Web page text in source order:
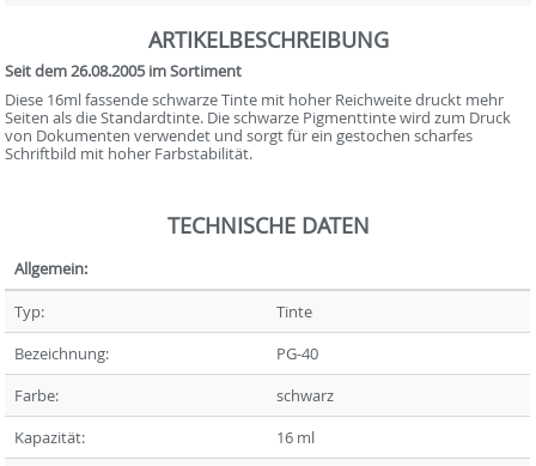
ARTIKELBESCHREIBUNG
Seit dem 26.08.2005 im Sortiment
Diese 16ml fassende schwarze Tinte mit hoher Reichweite druckt mehr
Seiten als die Standardtinte. Die schwarze Pigmenttinte wird zum Druck
von Dokumenten verwendet und sorgt für ein gestochen scharfes
Schriftbild mit hoher Farbstabilität.
TECHNISCHE DATEN
Allgemein:
Typ:
Tinte
Bezeichnung:
PG-40
Farbe:
schwarz
Kapazität:
16 ml